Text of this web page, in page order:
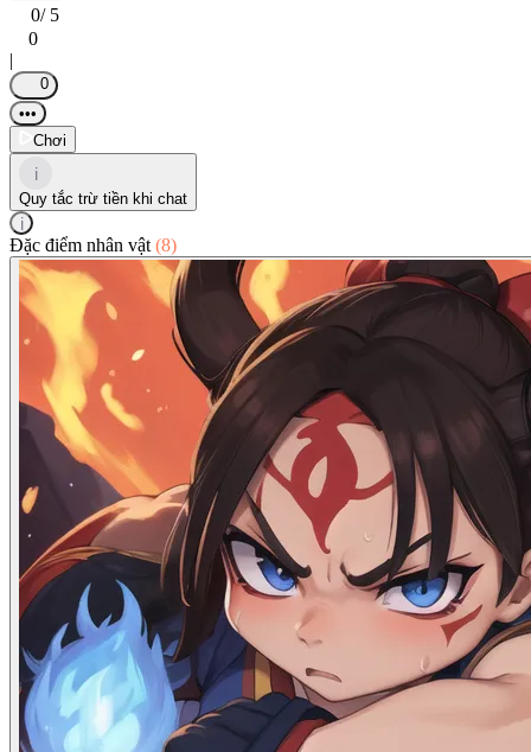
0/ 5
0
|
0
•••
Chơi
i
Quy tắc trừ tiền khi chat
i
Đặc điểm nhân vật (8)